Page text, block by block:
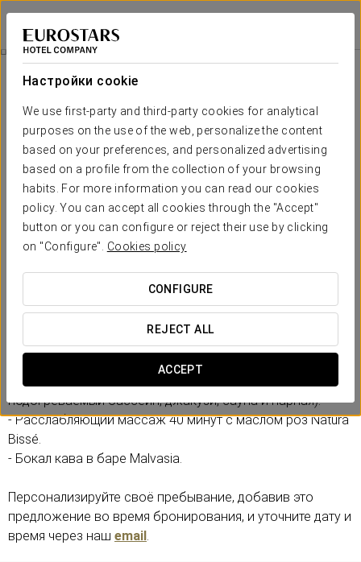
Настройки cookie
We use first-party and third-party cookies for analytical
purposes on the use of the web, personalize the content
based on your preferences, and personalized advertising
based on a profile from the collection of your browsing
habits. For more information you can read our cookies
policy. You can accept all cookies through the "Accept"
button or you can configure or reject their use by clicking
on "Configure". Cookies policy
CONFIGURE
REJECT ALL
ACCEPT
Eurostars Sitges
БАРСЕЛОНА - СИДЖЕС
Отключиться, Чтобы Подключиться
75 € per person
Отключиться, чтобы подключиться
Забудьте о заботах и отключитесь, наслаждаясь этим
эксклюзивным предложением.
- Доступ в спа-зону на 90 минут (крытый
подогреваемый бассейн, джакузи, сауна и парная).
- Расслабляющий массаж 40 минут с маслом роз Natura
Bissé.
- Бокал кава в баре Malvasia.
Персонализируйте своё пребывание, добавив это
предложение во время бронирования, и уточните дату и
время через наш email.